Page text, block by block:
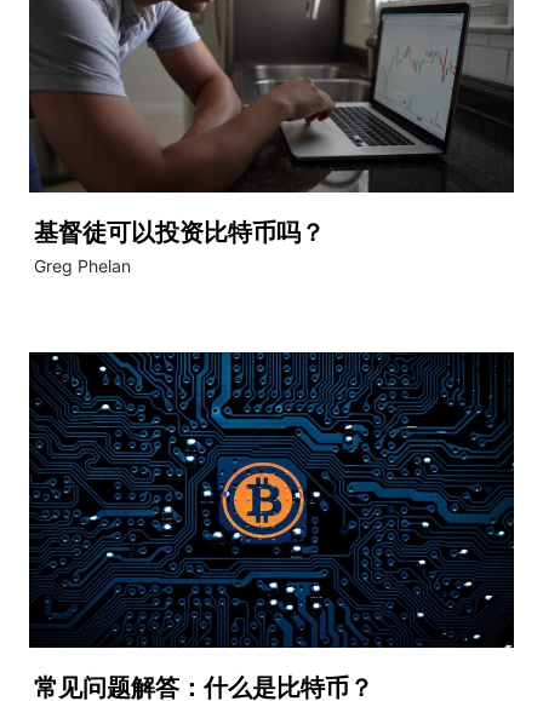
基督徒可以投资比特币吗？
Greg Phelan
常见问题解答：什么是比特币？